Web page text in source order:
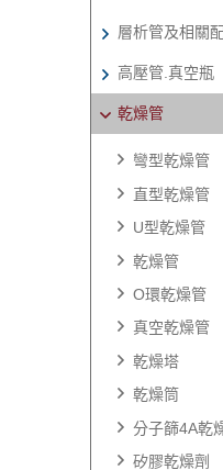
層析管及相關
高壓管.真空瓶
乾燥管
彎型乾燥管
直型乾燥管
U型乾燥管
乾燥管
O環乾燥管
真空乾燥管
乾燥塔
乾燥筒
分子篩4A乾
矽膠乾燥劑